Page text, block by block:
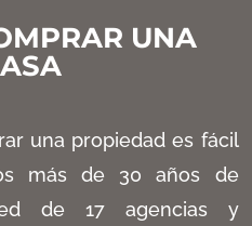
UNA
una propiedad es fácil
más de 30 años de
de 17 agencias y